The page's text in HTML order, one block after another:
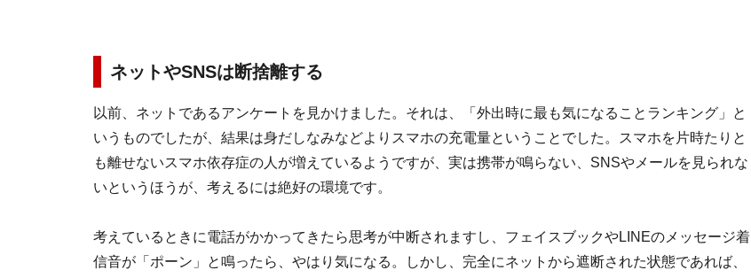
ネットやSNSは断捨離する
以前、ネットであるアンケートを見かけました。それは、「外出時に最も気になることランキング」と
いうものでしたが、結果は身だしなみなどよりスマホの充電量ということでした。スマホを片時たりと
も離せないスマホ依存症の人が増えているようですが、実は携帯が鳴らない、SNSやメールを見られな
いというほうが、考えるには絶好の環境です。
考えているときに電話がかかってきたら思考が中断されますし、フェイスブックやLINEのメッセージ着
信音が「ポーン」と鳴ったら、やはり気になる。しかし、完全にネットから遮断された状態であれば、